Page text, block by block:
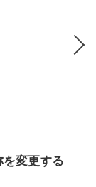
変更する